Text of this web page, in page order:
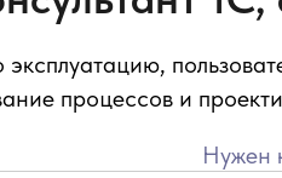
эксплуатацию,
процессов и
Нужен